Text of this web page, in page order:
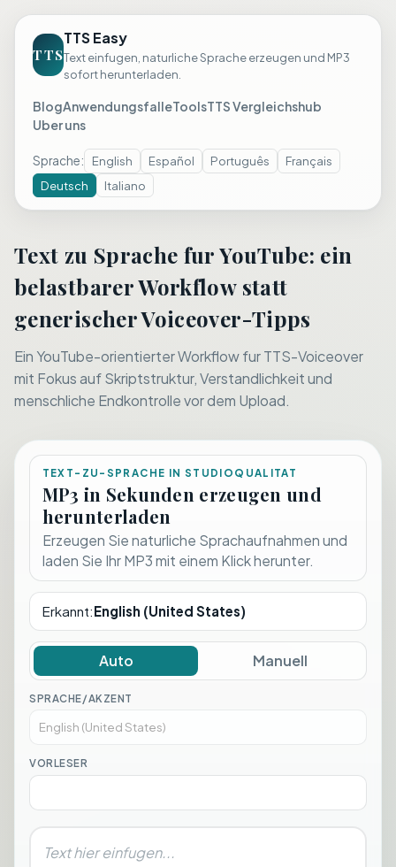
TTS
TTS Easy
Text einfugen, naturliche Sprache erzeugen und MP3
sofort herunterladen.
BlogAnwendungsfalleToolsTTS Vergleichshub
Uber uns
Sprache: English Español Português
Français
Deutsch
Italiano
Text zu Sprache fur YouTube: ein
belastbarer Workflow statt
generischer Voiceover-Tipps
Ein YouTube-orientierter Workflow fur TTS-Voiceover
mit Fokus auf Skriptstruktur, Verstandlichkeit und
menschliche Endkontrolle vor dem Upload.
TEXT-ZU-SPRACHE IN STUDIOQUALITAT
MP3 in Sekunden erzeugen und
herunterladen
Erzeugen Sie naturliche Sprachaufnahmen und
laden Sie Ihr MP3 mit einem Klick herunter.
Erkannt:English (United States)
Auto Manuell
SPRACHE/AKZENT
VORLESER